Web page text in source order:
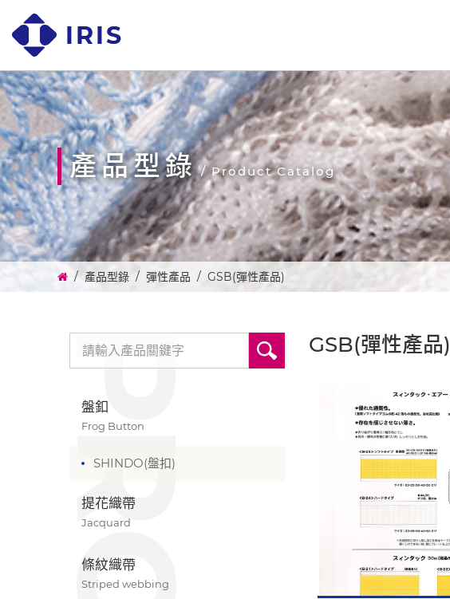
產品型錄 / Product Catalog
產品型錄 彈性產品 GSB(彈性產品)
盤釦
Frog Button
SHINDO(盤扣)
提花織帶
Jacquard
條紋織帶
Striped webbing
GSB(彈性產品)